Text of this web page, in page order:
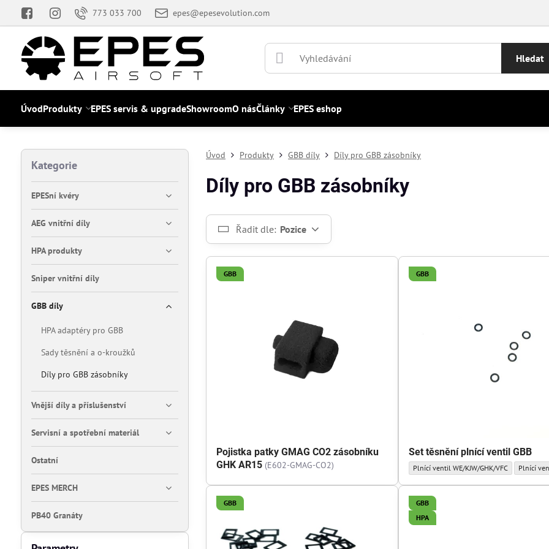
773 033 700 epes@epesevolution.com
Hledat
ÚvodProdukty EPES servis & upgradeShowroomO násČlánky EPES eshop
Úvod Produkty GBB díly Díly pro GBB zásobníky
Díly pro GBB zásobníky
Řadit dle: Pozice
GBB
Pojistka patky GMAG CO2 zásobníku
GHK AR15 (E602-GMAG-CO2)
GBB
Set těsnění plnící ventil GBB
Set těsnění plnící ventil GBB - Sada
Plnící ventil WE/KJW/GHK/VFC Set
Plnící
GBB
GBB
HPA
Kategorie
EPESní kvéry
AEG vnitřní díly
HPA produkty
Sniper vnitřní díly
GBB díly
HPA adaptéry pro GBB
Sady těsnění a o-kroužků
Díly pro GBB zásobníky
Vnější díly a příslušenství
Servisní a spotřební materiál
Ostatní
EPES MERCH
PB40 Granáty